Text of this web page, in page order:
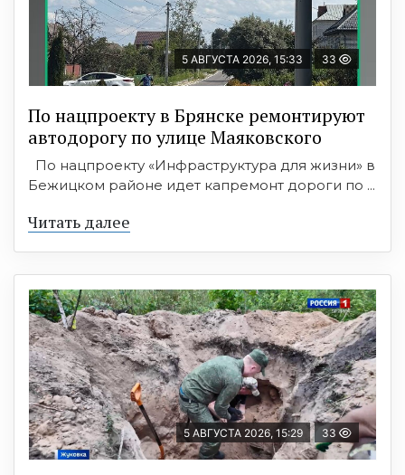
5 АВГУСТА 2026, 15:33 33
По нацпроекту в Брянске ремонтируют
автодорогу по улице Маяковского
По нацпроекту «Инфраструктура для жизни» в
Бежицком районе идет капремонт дороги по ...
Читать далее
5 АВГУСТА 2026, 15:29 33